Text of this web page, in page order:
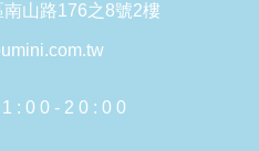
山路176之8號2樓
: 0 0 - 2 0 : 0 0